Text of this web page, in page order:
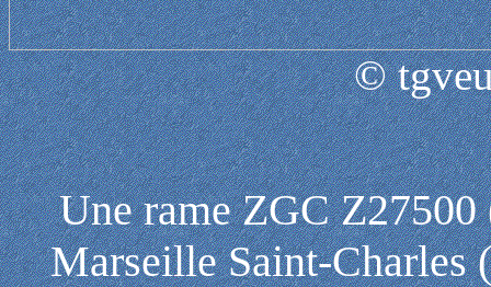
©
Une rame ZGC
Marseille Saint-Charles